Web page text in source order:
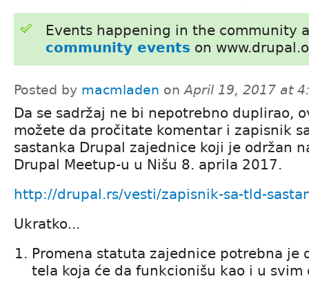
Events happening in the community
community events on
Posted by macmladen onApril 19, 2017 at
Da se sadržaj ne bi nepotrebno duplirao,
možete da pročitate komentar i zapisnik
sastanka Drupal zajednice koji je održan
Drupal Meetup-u u Nišu 8. aprila 2017.
http://drupal.rs/vesti/zapisnik-sa-tld-
Ukratko...
Promena statuta zajednice potrebna je
tela koja će da funkcionišu kao i u svim